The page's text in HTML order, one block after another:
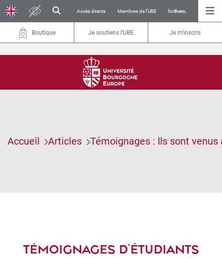
Accès directs Membres de l’UBE forthem.
Boutique Je soutiens l’UBE Je m'inscris
Accueil Articles Témoignages : Ils sont venus
TÉMOIGNAGES D’ÉTUDIANTS